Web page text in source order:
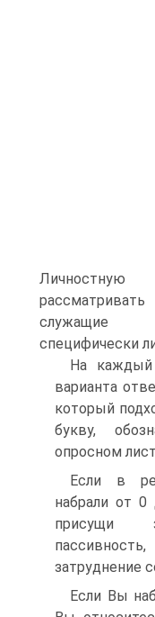
Личностную
служащие
специфически
На каждый
варианта
который
букву,
опросном
Если в
набрали от
присущи
затруднение
Если Вы